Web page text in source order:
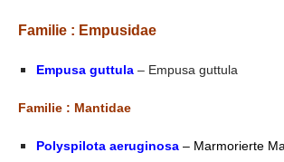
Familie : Empusidae
Empusa guttula – Empusa guttula
Familie : Mantidae
Polyspilota aeruginosa – Marmorierte